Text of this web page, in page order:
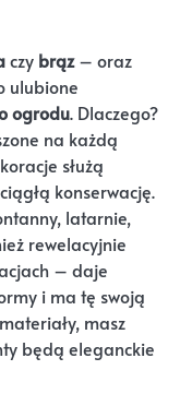
czy brąz– oraz
ulubione
ogrodu. Dlaczego?
na każdą
służą
konserwację.
latarnie,
rewelacyjnie
– daje
i ma tę swoją
masz
będą eleganckie